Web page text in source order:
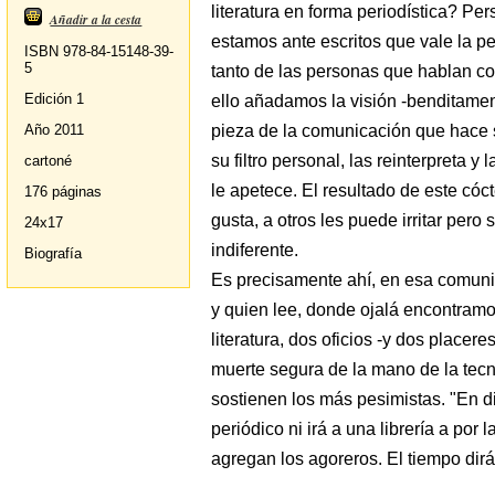
Añadir a la cesta
ISBN 978-84-15148-39-
5
Edición 1
Año 2011
cartoné
176 páginas
24x17
Biografía
literatura en forma periodística?
estamos ante escritos que vale la
tanto de las personas que hablan
ello añadamos la visión -
pieza de la comunicación que
su filtro personal, las reinterpreta y
le apetece. El resultado de este
gusta, a otros les puede irritar pero
indiferente.
Es precisamente ahí, en esa
y quien lee, donde ojalá
literatura, dos oficios -y dos
muerte segura de la mano de la
sostienen los más pesimistas. "En
periódico ni irá a una librería a por
agregan los agoreros. El tiempo